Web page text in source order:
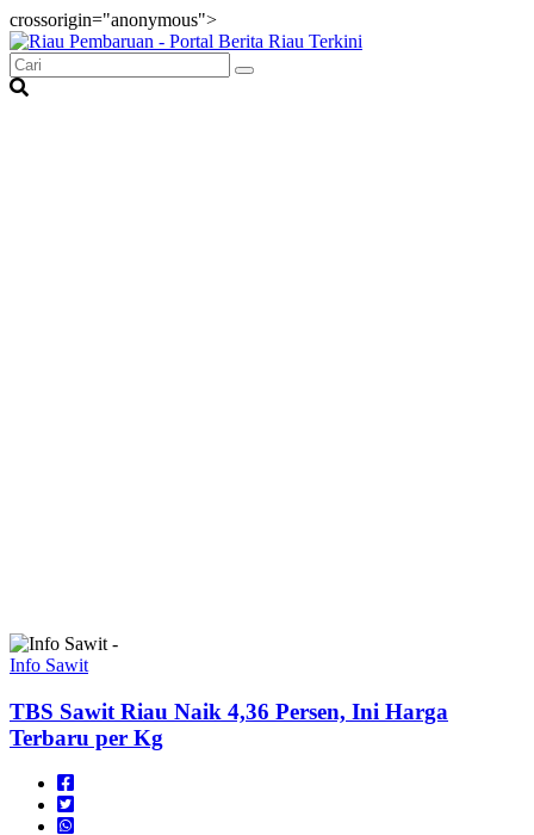
crossorigin="anonymous">
Info Sawit
TBS Sawit Riau Naik 4,36 Persen, Ini Harga
Terbaru per Kg